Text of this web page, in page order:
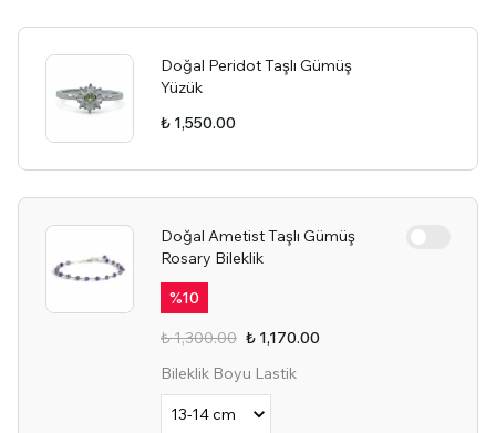
Doğal Peridot Taşlı Gümüş
Yüzük
₺ 1,550.00
Doğal Ametist Taşlı Gümüş
Rosary Bileklik
%10
₺ 1,300.00 ₺ 1,170.00
Bileklik Boyu Lastik